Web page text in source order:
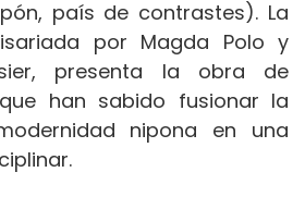
país de contrastes). La
por Magda Polo y
presenta la obra de
han sabido fusionar la
nipona en una